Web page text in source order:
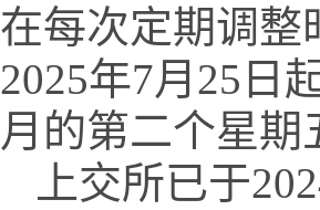
在每次定期调整
2025年7月25日
月的第二个星
上交所已于